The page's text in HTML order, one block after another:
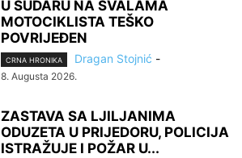
U SUDARU NA SVALAMA
MOTOCIKLISTA TEŠKO
POVRIJEĐEN
CRNA HRONIKA Dragan Stojnić -
8. Augusta 2026.
ZASTAVA SA LJILJANIMA
ODUZETA U PRIJEDORU, POLICIJA
ISTRAŽUJE I POŽAR U...